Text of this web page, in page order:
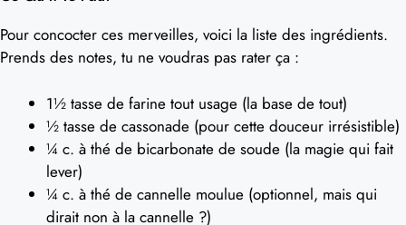
Pour concocter ces merveilles, voici la liste des ingrédients.
Prends des notes, tu ne voudras pas rater ça :
1½ tasse de farine tout usage (la base de tout)
½ tasse de cassonade (pour cette douceur irrésistible)
¼ c. à thé de bicarbonate de soude (la magie qui fait
lever)
¼ c. à thé de cannelle moulue (optionnel, mais qui
dirait non à la cannelle ?)